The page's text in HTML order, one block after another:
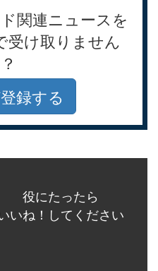
関連ニュースを
受け取りません
録する
役にたったら
いね！してください